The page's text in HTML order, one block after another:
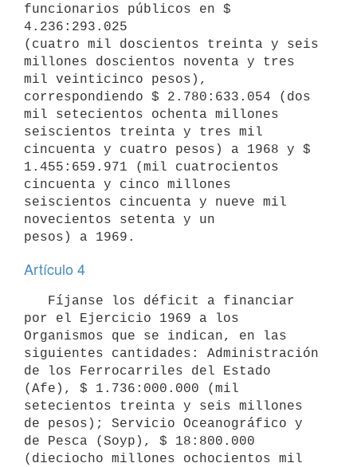
funcionarios públicos en $
4.236:293.025
(cuatro mil doscientos treinta y seis
millones doscientos noventa y tres
mil veinticinco pesos),
correspondiendo $ 2.780:633.054 (dos
mil setecientos ochenta millones
seiscientos treinta y tres mil
cincuenta y cuatro pesos) a 1968 y $
1.455:659.971 (mil cuatrocientos
cincuenta y cinco millones
seiscientos cincuenta y nueve mil
novecientos setenta y un
Artículo 4
por el Ejercicio 1969 a los
Organismos que se indican, en las
siguientes cantidades: Administración
de los Ferrocarriles del Estado
(Afe), $ 1.736:000.000 (mil
setecientos treinta y seis millones
de pesos); Servicio Oceanográfico y
de Pesca (Soyp), $ 18:800.000
(dieciocho millones ochocientos mil